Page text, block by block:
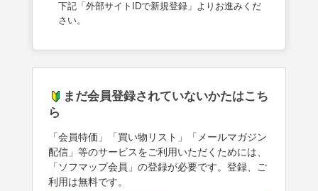
下記「外部サイトIDで新規登録」よりお進みくだ
さい。
まだ会員登録されていないかたはこち
ら
「会員特価」「買い物リスト」「メールマガジン
配信」等のサービスをご利用いただくためには、
「ソフマップ会員」の登録が必要です。登録、ご
利用は無料です。